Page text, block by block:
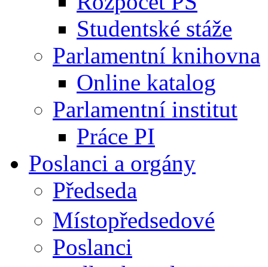
Studentské stáže
Parlamentní knihovna
Online katalog
Parlamentní institut
Práce PI
Poslanci a orgány
Předseda
Místopředsedové
Poslanci